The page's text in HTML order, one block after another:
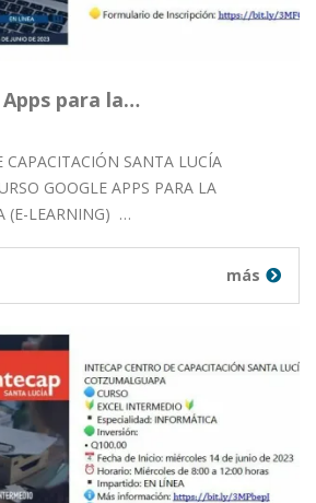
para la…
SANTA LUCÍA
GOOGLE APPS PARA LA
(E-LEARNING) …
más